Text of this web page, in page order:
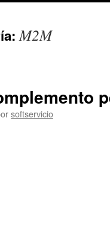
M2M
softservicio